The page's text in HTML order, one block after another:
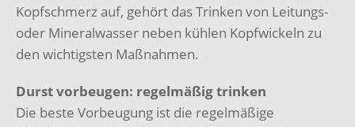
Kopfschmerz auf, gehört das Trinken von Leitungs-
oder Mineralwasser neben kühlen Kopfwickeln zu
den wichtigsten Maßnahmen.
Durst vorbeugen: regelmäßig trinken
Die beste Vorbeugung ist die regelmäßige